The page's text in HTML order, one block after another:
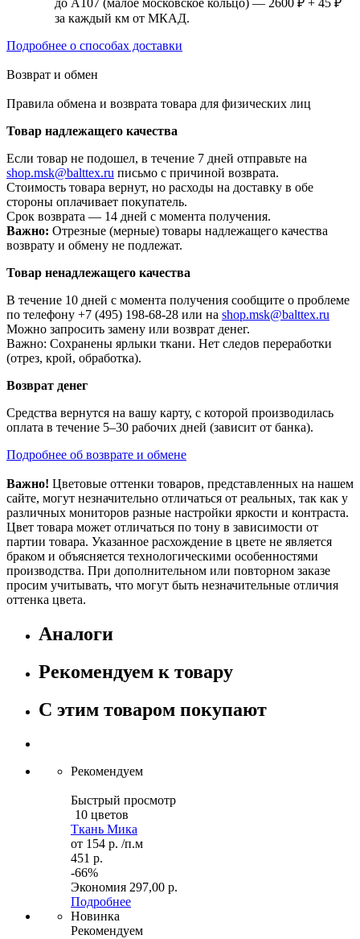
до А107 (малое московское кольцо) — 2600 ₽ + 45 ₽
за каждый км от МКАД.
Подробнее о способах доставки
Возврат и обмен
Правила обмена и возврата товара для физических лиц
Товар надлежащего качества
Если товар не подошел, в течение 7 дней отправьте на
shop.msk@balttex.ru письмо с причиной возврата.
Стоимость товара вернут, но расходы на доставку в обе
стороны оплачивает покупатель.
Срок возврата — 14 дней с момента получения.
Важно: Отрезные (мерные) товары надлежащего качества
возврату и обмену не подлежат.
Товар ненадлежащего качества
В течение 10 дней с момента получения сообщите о проблеме
по телефону +7 (495) 198-68-28 или на shop.msk@balttex.ru
Можно запросить замену или возврат денег.
Важно: Сохранены ярлыки ткани. Нет следов переработки
(отрез, крой, обработка).
Возврат денег
Средства вернутся на вашу карту, с которой производилась
оплата в течение 5–30 рабочих дней (зависит от банка).
Подробнее об возврате и обмене
Важно! Цветовые оттенки товаров, представленных на нашем
сайте, могут незначительно отличаться от реальных, так как у
различных мониторов разные настройки яркости и контраста.
Цвет товара может отличаться по тону в зависимости от
партии товара. Указанное расхождение в цвете не является
браком и объясняется технологическими особенностями
производства. При дополнительном или повторном заказе
просим учитывать, что могут быть незначительные отличия
оттенка цвета.
Аналоги
Рекомендуем к товару
С этим товаром покупают
Рекомендуем
Быстрый просмотр
10 цветов
Ткань Мика
от 154 р. /п.м
451 р.
-66%
Экономия 297,00 р.
Подробнее
Новинка
Рекомендуем